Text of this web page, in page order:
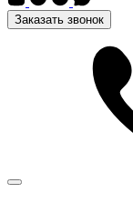
Заказать звонок